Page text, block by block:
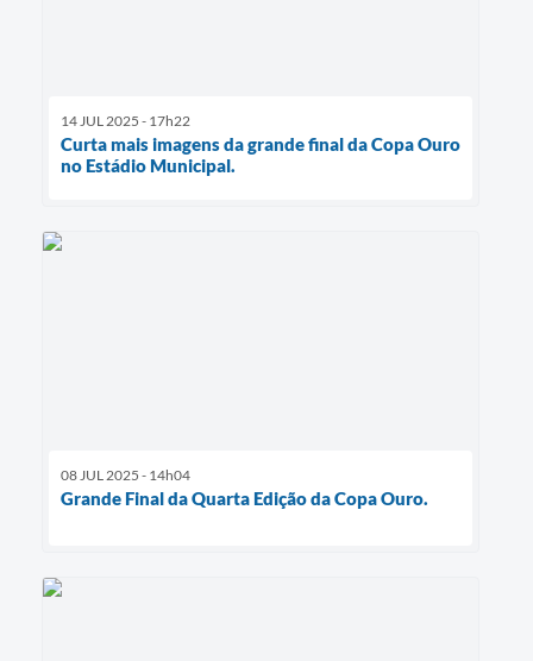
14 JUL 2025 - 17h22
Curta mais imagens da grande final da Copa Ouro
no Estádio Municipal.
08 JUL 2025 - 14h04
Grande Final da Quarta Edição da Copa Ouro.